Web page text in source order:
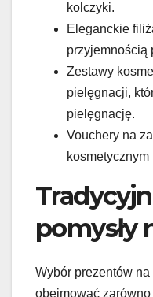
kolczyki.
Eleganckie
przyjemnością
Zestawy
pielęgnacji,
pielęgnację.
Vouchery na
kosmetycznym
pomysły
Wybór prezentów
obejmować zarówno